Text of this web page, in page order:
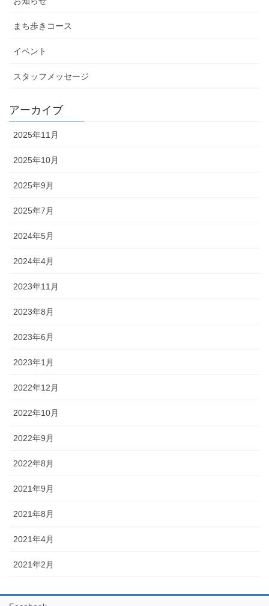
まち歩きコース
イベント
スタッフメッセージ
アーカイブ
2025年11月
2025年10月
2025年9月
2025年7月
2024年5月
2024年4月
2023年11月
2023年8月
2023年6月
2023年1月
2022年12月
2022年10月
2022年9月
2022年8月
2021年9月
2021年8月
2021年4月
2021年2月